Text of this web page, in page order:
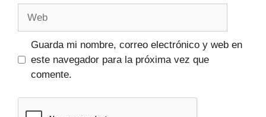
Guarda mi nombre, correo electrónico y web en
este navegador para la próxima vez que
comente.